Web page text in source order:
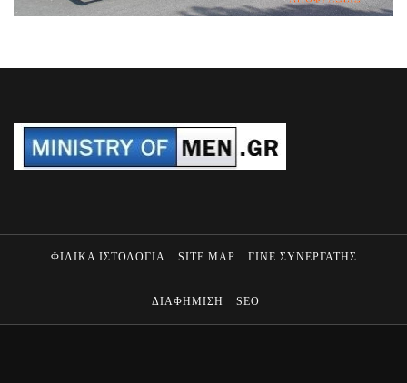
ΦΙΛΙΚΑ ΙΣΤΟΛΟΓΙΑ SITE MAP ΓΙΝΕ ΣΥΝΕΡΓΑΤΗΣ
ΔΙΑΦΗΜΙΣΗ SEO